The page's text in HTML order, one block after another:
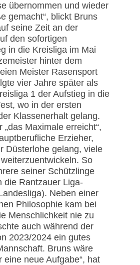
übernommen und wieder
gemacht“, blickt Bruns
seine Zeit an der
den sofortigen
in die Kreisliga im Mai
hinter dem
Meister Rasensport
vier Jahre später als
1 der Aufstieg in die
wo in der ersten
Klassenerhalt gelang.
„das Maximale erreicht“,
Erzieher,
Düsterlohe gelang, viele
So
seiner Schützlinge
die Rantzauer Liga-
Neben einer
Philosophie kam bei
Menschlichkeit nie zu
auch während der
2023/2024 ein gutes
Bruns wäre
eine neue Aufgabe“, hat